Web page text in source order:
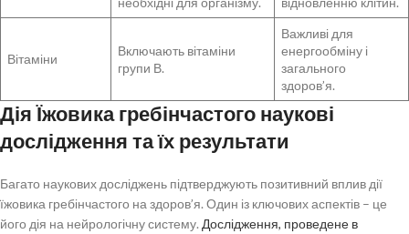
Вітаміни
Включають вітаміни
групи В.
Важливі для
енергообміну і
загального
здоров’я.
Дія Їжовика гребінчастого наукові
дослідження та їх результати
Багато наукових досліджень підтверджують позитивний вплив дії
їжовика гребінчастого на здоров’я. Один із ключових аспектів – це
його дія на нейрологічну систему. Дослідження, проведене в